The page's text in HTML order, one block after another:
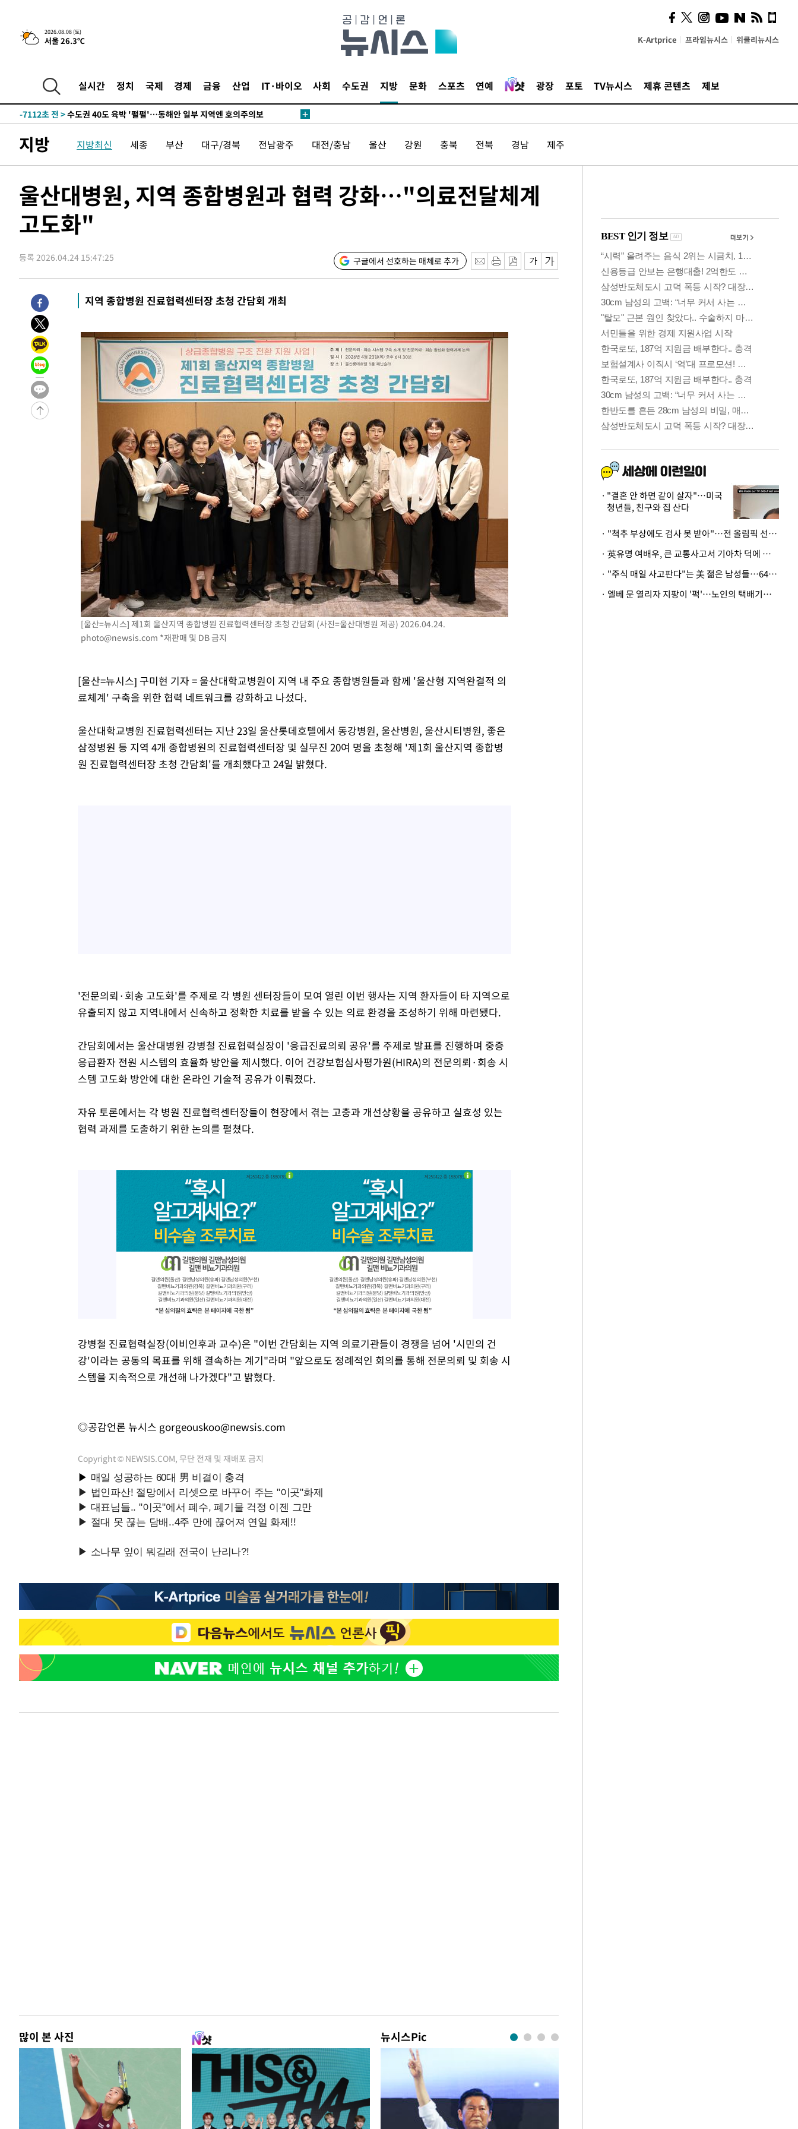
2026.08.08 (토)
서울 26.3℃ K-Artprice 프라임뉴시스 위클리뉴시스
실시간 정치 국제 경제 금융 산업 IT·바이오 사회 수도권 지방 문화 스포츠 연예 광장 포토 TV뉴시스 제휴 콘텐츠 제보
청래 44.56%
-14817초 전 >[속보]與 대표 경선 제주·인천 당원투표…金 47.75%·鄭
42.08%·宋 10.17%
-14351초 전 >이강인 "아틀레티코 이적 기뻐…등번호 7번 의미보단 팀 위해 뛸
-8060초 전 >
낮 최고 35도 '무더위'…동해안 시간당 30㎜ '강한 비'[내일날씨]
-7330초 전 >
레티코 이적"
-7112초 전 >수도권 40도 육박 '펄펄'…동해안 일부 지역엔 호의주의보
-26초 전 >
강릉에 시간당 81.4㎜ 물폭탄…도로 잠기고 담벼락 붕괴
1시간 전 >백운산서 80년근 천종산삼 9뿌리 발견…감정가 1.3억원
2시간 전 >남자 농구, 나고야 아시안게임서 '홈팀' 일본과 한일전
2시간 전 >여수 오동도 해상서 모터보트 전복…1명 사망·1명 실종
3시간 전 >극한폭염 한풀 꺾이지만…'낮 최고 35도' 무더위, 열대야 계속[다음주
4시간 전 >[속보]'압수수색·성접대 논란' 축구협회 "실망과 걱정 안겨드려 죄송"
8시간 전 >'최고 37도' 폭염 지속…강원동해안 최대 150㎜ 비
9시간 전 >
[속보]뉴욕증시 상승 마감…S&P 0.6% 나스닥 1.3%↑
-24555초 전 >
-15602초 전 >
[속보]與최고위원 제주·인천 순회경선…박선원·최민희·서미화·
한민수·김용 순
-15555초 전 >
[속보]김민석, 與 전대 당원투표 누적 득표율 45.42%로 1위… 정
청래 44.56%
-14837초 전 >
[속보]與 대표 경선 제주·인천 당원투표…金 47.75%·鄭
42.08%·宋 10.17%
-14371초 전 >
이강인 "아틀레티코 이적 기뻐…등번호 7번 의미보단 팀 위해 뛸
것"
-14306초 전 >
[속보]與 당대표 경선, 제주·인천 권리당원 투표 김민석 승리
-8080초 전 >
낮 최고 35도 '무더위'…동해안 시간당 30㎜ '강한 비'[내일날씨]
[속보]이강인 "감독님이 원하는 마음 느꼈고, 많은 트로피 원해 아틀
수도권 40도 육박 '펄펄'…동해안 일부 지역엔 호의주의보
온열질환 사망자 3명 늘어…누적 환자 3000명 돌파
강릉에 시간당 81.4㎜ 물폭탄…도로 잠기고 담벼락 붕괴
백운산서 80년근 천종산삼 9뿌리 발견…감정가 1.3억원
선재도서 해루질 나섰다 실종 60대, 닷새 만에 숨진 채 발견
남자 농구, 나고야 아시안게임서 '홈팀' 일본과 한일전
여수 오동도 해상서 모터보트 전복…1명 사망·1명 실종
극한폭염 한풀 꺾이지만…'낮 최고 35도' 무더위, 열대야 계속[다음주
축구협회 "압수수색·성접대 논란 사과…쇄신의 기회로 삼겠다"
[속보]'압수수색·성접대 논란' 축구협회 "실망과 걱정 안겨드려 죄송"
'최고 37도' 폭염 지속…강원동해안 최대 150㎜ 비
[속보]뉴욕증시 상승 마감…S&P 0.6% 나스닥 1.3%↑
지방 지방최신 세종 부산 대구/경북 전남광주 대전/충남 울산 강원 충북 전북 경남 제주
울산대병원, 지역 종합병원과 협력 강화…"의료전달체계
고도화"
등록 2026.04.24 15:47:25 구글에서 선호하는 매체로 추가
지역 종합병원 진료협력센터장 초청 간담회 개최
[울산=뉴시스] 제1회 울산지역 종합병원 진료협력센터장 초청 간담회 (사진=울산대병원 제공) 2026.04.24.
photo@newsis.com *재판매 및 DB 금지
[울산=뉴시스] 구미현 기자 = 울산대학교병원이 지역 내 주요 종합병원들과 함께 '울산형 지역완결적 의
료체계' 구축을 위한 협력 네트워크를 강화하고 나섰다.
울산대학교병원 진료협력센터는 지난 23일 울산롯데호텔에서 동강병원, 울산병원, 울산시티병원, 좋은
삼정병원 등 지역 4개 종합병원의 진료협력센터장 및 실무진 20여 명을 초청해 '제1회 울산지역 종합병
원 진료협력센터장 초청 간담회'를 개최했다고 24일 밝혔다.
'전문의뢰·회송 고도화'를 주제로 각 병원 센터장들이 모여 열린 이번 행사는 지역 환자들이 타 지역으로
유출되지 않고 지역내에서 신속하고 정확한 치료를 받을 수 있는 의료 환경을 조성하기 위해 마련됐다.
간담회에서는 울산대병원 강병철 진료협력실장이 '응급진료의뢰 공유'를 주제로 발표를 진행하며 중증
응급환자 전원 시스템의 효율화 방안을 제시했다. 이어 건강보험심사평가원(HIRA)의 전문의뢰·회송 시
스템 고도화 방안에 대한 온라인 기술적 공유가 이뤄졌다.
자유 토론에서는 각 병원 진료협력센터장들이 현장에서 겪는 고충과 개선상황을 공유하고 실효성 있는
협력 과제를 도출하기 위한 논의를 펼쳤다.
강병철 진료협력실장(이비인후과 교수)은 "이번 간담회는 지역 의료기관들이 경쟁을 넘어 '시민의 건
강'이라는 공동의 목표를 위해 결속하는 계기"라며 "앞으로도 정례적인 회의를 통해 전문의뢰 및 회송 시
스템을 지속적으로 개선해 나가겠다"고 밝혔다.
◎공감언론 뉴시스 gorgeouskoo@newsis.com
Copyright © NEWSIS.COM, 무단 전재 및 재배포 금지
많이 본 사진 뉴시스Pic
사이 해답 찾았죠"…알을
깨고 나온 '초자아'
"결혼 안 하면 같이 살자"…미국
청년들, 친구와 집 산다
· "척추 부상에도 검사 못 받아"…전 올림픽 선수, 美봅슬레이협회 상대 소송
· 英유명 여배우, 큰 교통사고서 기아차 덕에 살았다
· "주식 매일 사고판다"는 美 젊은 남성들…64%가 "나는 인생의 패배자“
· 엘베 문 열리자 지팡이 '퍽'…노인의 택배기사 폭행 이유